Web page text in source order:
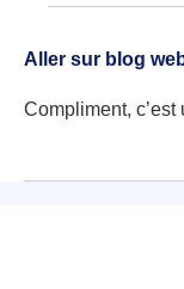
Aller sur blog
Compliment,